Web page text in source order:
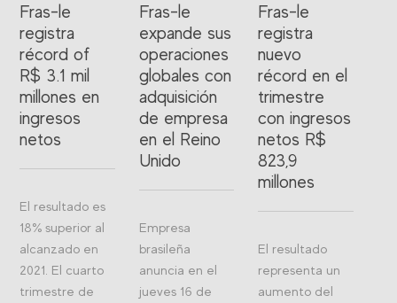
Fras-le
registra
récord of
R$ 3.1 mil
millones en
ingresos
netos
El resultado es
18% superior al
alcanzado en
2021. El cuarto
trimestre de
Fras-le
expande sus
operaciones
globales con
adquisición
de empresa
en el Reino
Unido
Empresa
brasileña
anuncia en el
jueves 16 de
Fras-le
registra
nuevo
récord en el
trimestre
con ingresos
netos R$
823,9
millones
El resultado
representa un
aumento del